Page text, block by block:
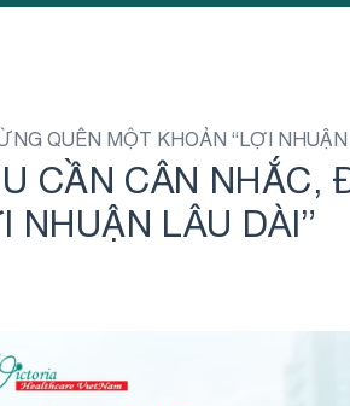
QUÊN MỘT KHOẢN “LỢI NHUẬN
CẦN CÂN NHẮC,
NHUẬN LÂU DÀI”